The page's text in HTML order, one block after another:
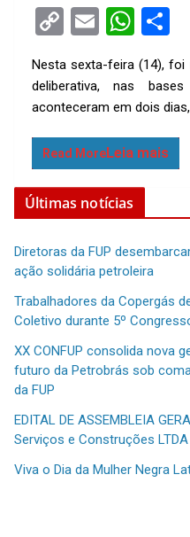
C
py
Li
n
k
E
ail
W
h
at
s
A
p
p
e
Nesta sexta-feira (14), foi
deliberativa, nas
aconteceram em dois
Read More
Últimas notícias
Diretoras da FUP
ação solidária petroleira
Trabalhadores da Copergás
Coletivo durante 5º
XX CONFUP consolida nova
futuro da Petrobrás sob
da FUP
EDITAL DE ASSEMBLEIA
Serviços e Construções LTDA
Viva o Dia da Mulher Negra